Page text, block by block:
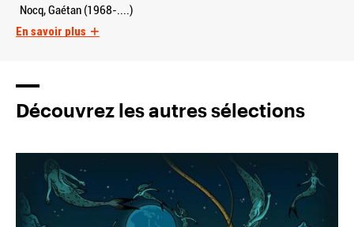
Nocq, Gaétan (1968-....)
En savoir plus
Découvrez les autres sélections